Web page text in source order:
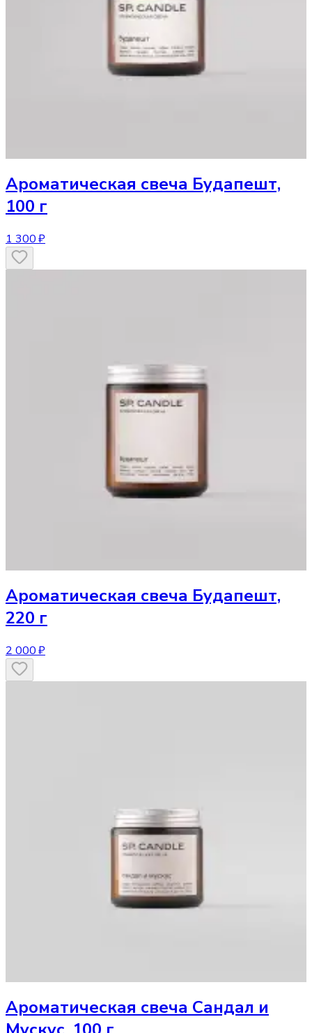
Ароматическая свеча Будапешт,
100 г
1 300 ₽
Ароматическая свеча Будапешт,
220 г
2 000 ₽
Ароматическая свеча Сандал и